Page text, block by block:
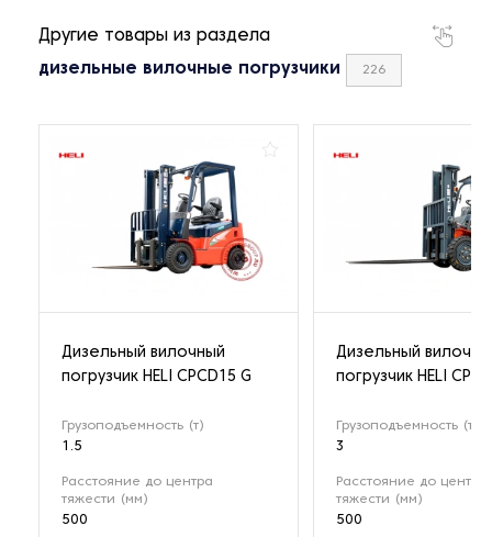
Другие товары из раздела
дизельные вилочные погрузчики 226
Дизельный вилочный
погрузчик HELI CPCD15 G
Грузоподъемность (т)
1.5
Расстояние до центра
тяжести (мм)
500
Дизельный
погрузчик HELI
Грузоподъемность (т)
3
Расстояние до центра
тяжести (мм)
500